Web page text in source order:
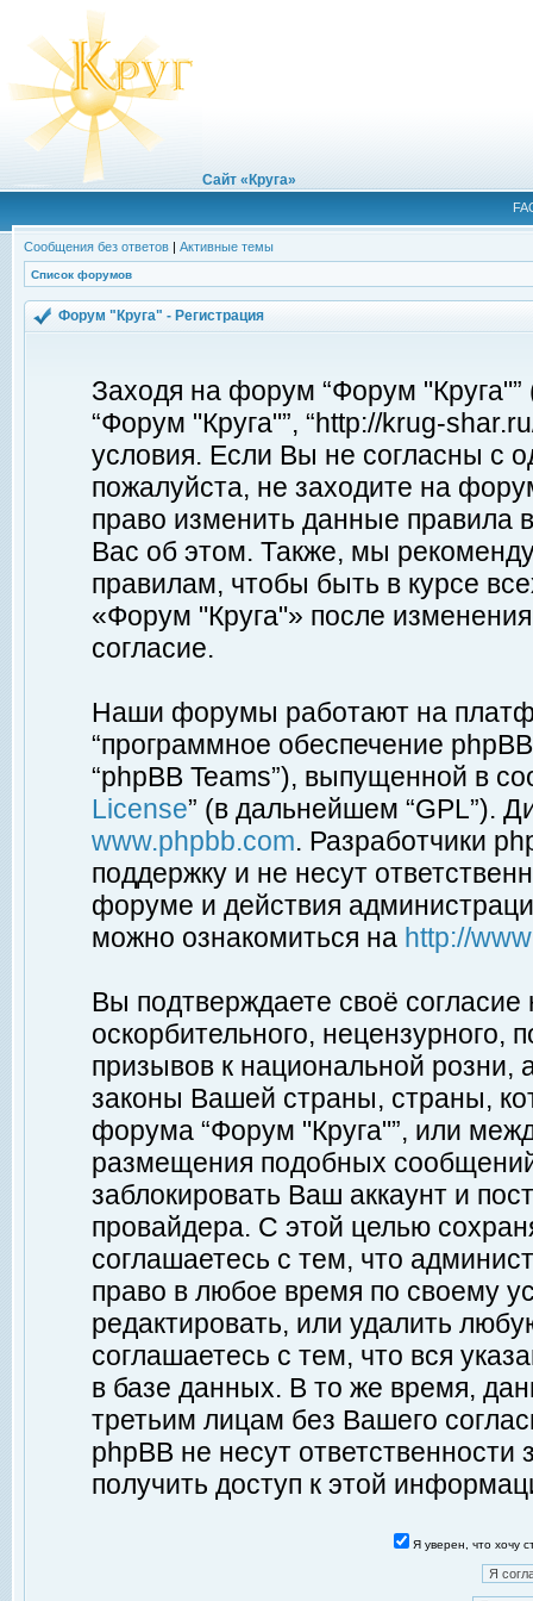
Сайт «Круга»
Сообщения без ответов | Активные темы
Список форумов
Форум "Круга" - Регистрация
Заходя на форум “Форум
“Форум "Круга"”, “http://krug-
условия. Если Вы не согласны с
пожалуйста, не заходите на
право изменить данные правила
Вас об этом. Также, мы
правилам, чтобы быть в курсе
«Форум "Круга"» после
согласие.
Наши форумы работают на
“программное обеспечение
“phpBB Teams”), выпущенной в
License” (в дальнейшем “GPL”).
www.phpbb.com. Разработчики
поддержку и не несут
форуме и действия
можно ознакомиться на http://
Вы подтверждаете своё
оскорбительного, нецензурного,
призывов к национальной
законы Вашей страны, страны,
форума “Форум "Круга"”, или
размещения подобных
заблокировать Ваш аккаунт и
провайдера. С этой целью
соглашаетесь с тем, что
право в любое время по своему
редактировать, или удалить
соглашаетесь с тем, что вся
в базе данных. В то же время,
третьим лицам без Вашего
phpBB не несут ответственности
получить доступ к этой
Я уверен, что хочу